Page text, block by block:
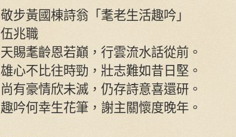
敬步黃國棟詩翁「耄老生活趣吟」
伍兆職
天賜耄齡恩若巔，行雲流水話從前。
雄心不比往時勁，壯志難如昔日堅。
尚有豪情欣未滅，仍存詩意喜還研。
趣吟何幸生花筆，謝主關懷度晚年。